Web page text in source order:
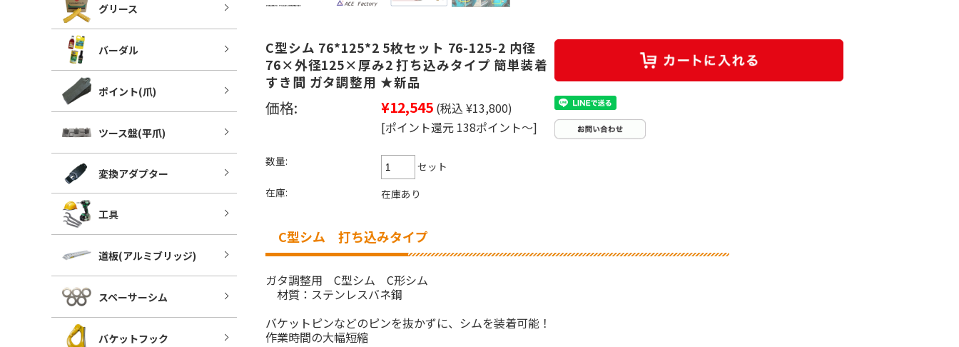
C型シム 76*125*2 5枚セット 76-125-2 内径
76×外径125×厚み2 打ち込みタイプ 簡単装着
すき間 ガタ調整用 ★新品
価格: ¥12,545 (税込 ¥13,800)
[ポイント還元 138ポイント～]
数量:
セット
在庫:
在庫あり
C型シム 打ち込みタイプ
ガタ調整用 C型シム C形シム
材質：ステンレスバネ鋼
バケットピンなどのピンを抜かずに、シムを装着可能！
作業時間の大幅短縮
グリース
バーダル
ポイント(爪)
ツース盤(平爪)
変換アダプター
工具
道板(アルミブリッジ)
スペーサーシム
バケットフック